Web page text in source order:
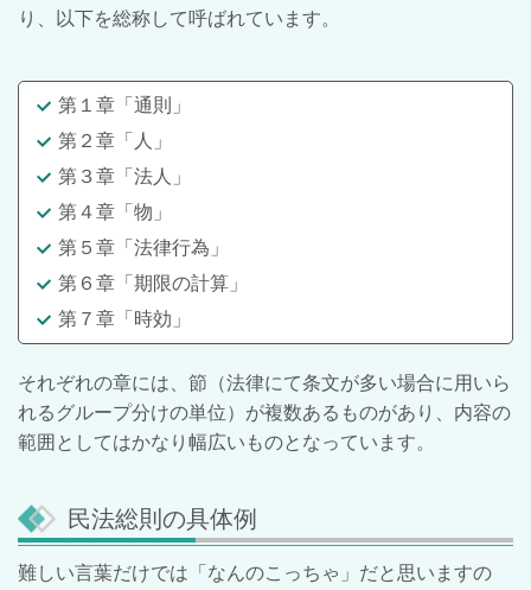
り、以下を総称して呼ばれています。
第１章「通則」
第２章「人」
第３章「法人」
第４章「物」
第５章「法律行為」
第６章「期限の計算」
第７章「時効」
それぞれの章には、節（法律にて条文が多い場合に用いら
れるグループ分けの単位）が複数あるものがあり、内容の
範囲としてはかなり幅広いものとなっています。
民法総則の具体例
難しい言葉だけでは「なんのこっちゃ」だと思いますの